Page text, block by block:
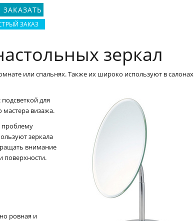
ЗАКАЗАТЬ
ЗАКАЗ
зеркал
или спальнях. Также их широко используют в салонах
для
визажа.
проблему
зеркала
внимание
поверхности.
ровная и